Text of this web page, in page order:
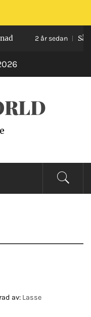
2 år sedan Så Gör du
av: Lasse